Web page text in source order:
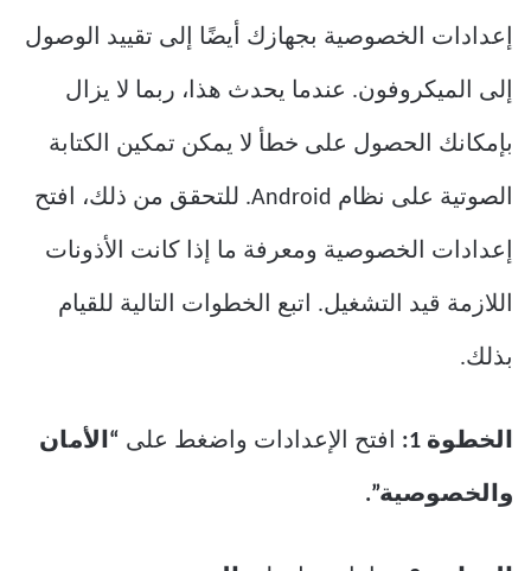
إعدادات الخصوصية بجهازك أيضًا إلى تقييد الوصول
إلى الميكروفون. عندما يحدث هذا، ربما لا يزال
بإمكانك الحصول على خطأ لا يمكن تمكين الكتابة
الصوتية على نظام Android. للتحقق من ذلك، افتح
إعدادات الخصوصية ومعرفة ما إذا كانت الأذونات
اللازمة قيد التشغيل. اتبع الخطوات التالية للقيام
بذلك.
الخطوة 1: افتح الإعدادات واضغط على “الأمان
والخصوصية”.